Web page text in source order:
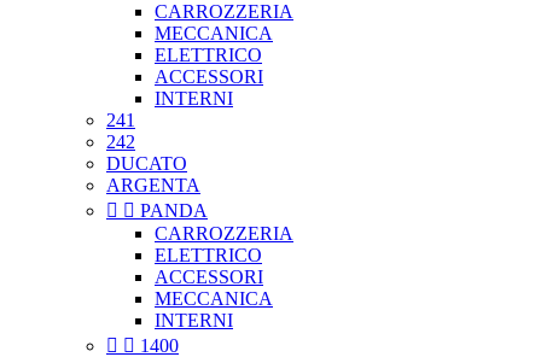
CARROZZERIA
MECCANICA
ELETTRICO
ACCESSORI
INTERNI
241
242
DUCATO
ARGENTA
  PANDA
CARROZZERIA
ELETTRICO
ACCESSORI
MECCANICA
INTERNI
  1400